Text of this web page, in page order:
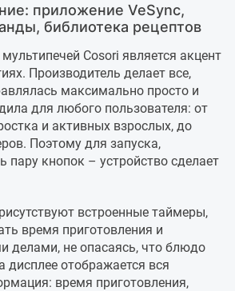
приложение VeSync,
библиотека рецептов
Cosori является акцент
Производитель делает все,
максимально просто и
для любого пользователя: от
и активных взрослых, до
Поэтому для запуска,
пару кнопок – устройство сделает
встроенные таймеры,
время приготовления и
делами, не опасаясь, что блюдо
дисплее отображается вся
время приготовления,